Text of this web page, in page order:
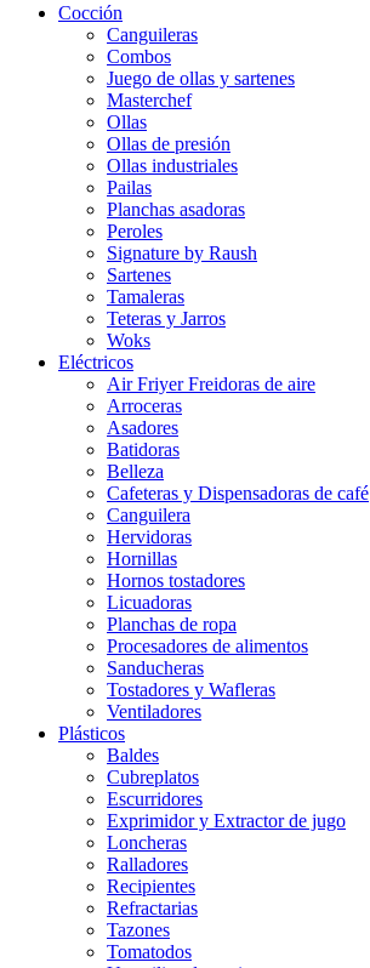
Cocción
Canguileras
Combos
Juego de ollas y sartenes
Masterchef
Ollas
Ollas de presión
Ollas industriales
Pailas
Planchas asadoras
Peroles
Signature by Raush
Sartenes
Tamaleras
Teteras y Jarros
Woks
Eléctricos
Air Friyer Freidoras de aire
Arroceras
Asadores
Batidoras
Belleza
Cafeteras y Dispensadoras de café
Canguilera
Hervidoras
Hornillas
Hornos tostadores
Licuadoras
Planchas de ropa
Procesadores de alimentos
Sanducheras
Tostadores y Wafleras
Ventiladores
Plásticos
Baldes
Cubreplatos
Escurridores
Exprimidor y Extractor de jugo
Loncheras
Ralladores
Recipientes
Refractarias
Tazones
Tomatodos